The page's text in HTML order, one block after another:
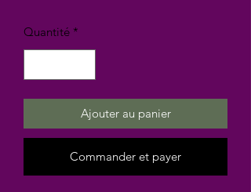
Quantité *
Ajouter au panier
Commander et payer